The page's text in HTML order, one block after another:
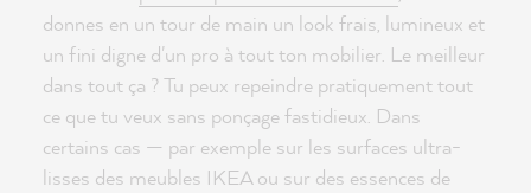
donnes en un tour de main un look frais, lumineux et
un fini digne d'un pro à tout ton mobilier. Le meilleur
dans tout ça ? Tu peux repeindre pratiquement tout
ce que tu veux sans ponçage fastidieux. Dans
certains cas — par exemple sur les surfaces ultra-
lisses des meubles IKEA ou sur des essences de